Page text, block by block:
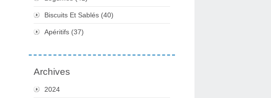
Biscuits Et Sablés (40)
Apéritifs (37)
Archives
2024